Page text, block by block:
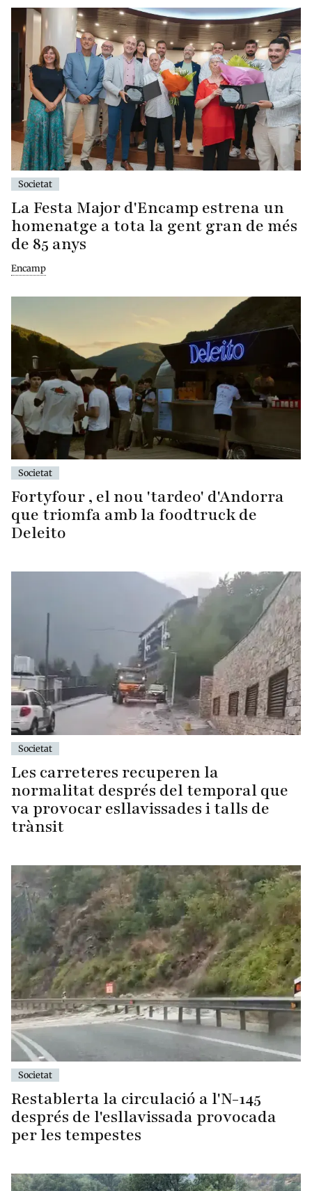
Societat
La Festa Major d'Encamp estrena un
homenatge a tota la gent gran de més
de 85 anys
Encamp
Societat
Fortyfour , el nou 'tardeo' d'Andorra
que triomfa amb la foodtruck de
Deleito
Societat
Les carreteres recuperen la
normalitat després del temporal que
va provocar esllavissades i talls de
trànsit
Societat
Restablerta la circulació a l'N-145
després de l'esllavissada provocada
per les tempestes